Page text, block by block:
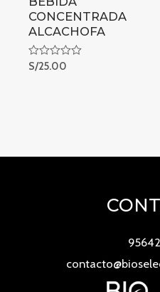
CONCENTRADA
ALCACHOFA
Rated
S/25.00